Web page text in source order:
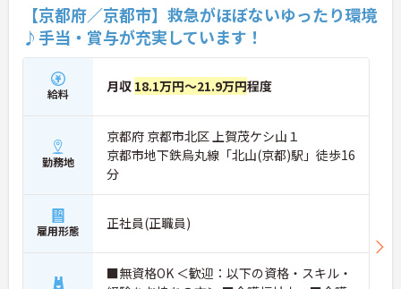
【京都府／京都市】救急がほぼないゆったり環境
♪手当・賞与が充実しています！
給料 月収 18.1万円～21.9万円程度
勤務地
京都府 京都市北区 上賀茂ケシ山１
京都市地下鉄烏丸線「北山(京都)駅」徒歩16
分
雇用形態 正社員(正職員)
■無資格OK ＜歓迎：以下の資格・スキル・